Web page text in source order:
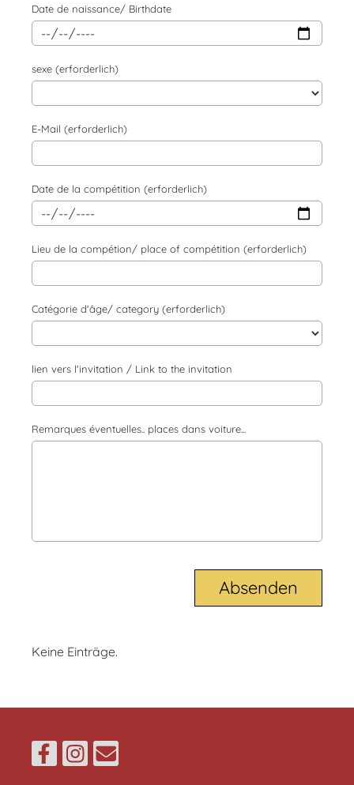
Date de naissance/ Birthdate
sexe (erforderlich)
E-Mail (erforderlich)
Date de la compétition (erforderlich)
Lieu de la compétion/ place of compétition (erforderlich)
Catégorie d'âge/ category (erforderlich)
lien vers l'invitation / Link to the invitation
Remarques éventuelles.. places dans voiture...
Keine Einträge.